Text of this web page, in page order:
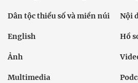
Dân tộc thiểu số và miền núi Nội
English Hồ
Ảnh
Multimedia